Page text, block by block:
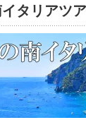
タリアツア